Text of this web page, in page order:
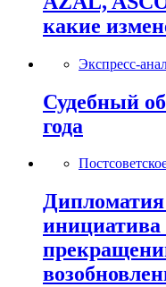
какие
Экспресс-
Судебный
года
инициатива